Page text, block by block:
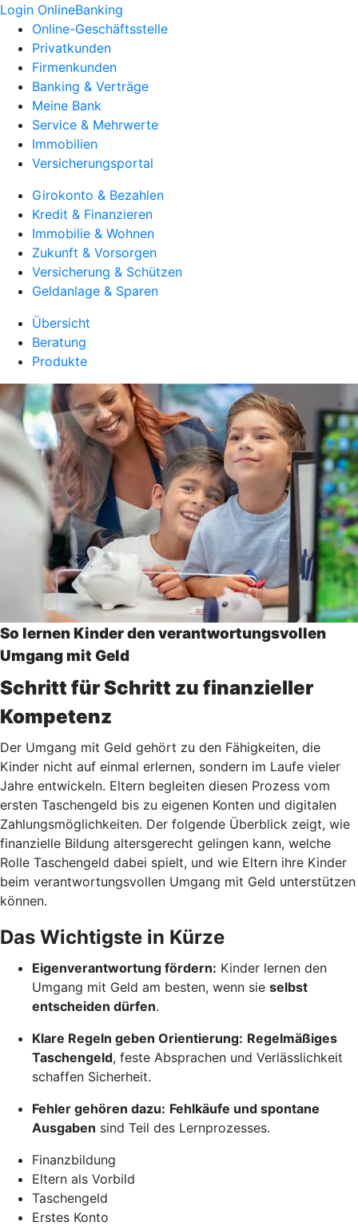
Login OnlineBanking
Online-Geschäftsstelle
Privatkunden
Firmenkunden
Banking & Verträge
Meine Bank
Service & Mehrwerte
Immobilien
Versicherungsportal
Girokonto & Bezahlen
Kredit & Finanzieren
Immobilie & Wohnen
Zukunft & Vorsorgen
Versicherung & Schützen
Geldanlage & Sparen
Übersicht
Beratung
Produkte
So lernen Kinder den verantwortungsvollen
Umgang mit Geld
Schritt für Schritt zu finanzieller
Kompetenz
Der Umgang mit Geld gehört zu den Fähigkeiten, die
Kinder nicht auf einmal erlernen, sondern im Laufe vieler
Jahre entwickeln. Eltern begleiten diesen Prozess vom
ersten Taschengeld bis zu eigenen Konten und digitalen
Zahlungsmöglichkeiten. Der folgende Überblick zeigt, wie
finanzielle Bildung altersgerecht gelingen kann, welche
Rolle Taschengeld dabei spielt, und wie Eltern ihre Kinder
beim verantwortungsvollen Umgang mit Geld unterstützen
können.
Das Wichtigste in Kürze
Eigenverantwortung fördern: Kinder lernen den
Umgang mit Geld am besten, wenn sie selbst
entscheiden dürfen.
Klare Regeln geben Orientierung: Regelmäßiges
Taschengeld, feste Absprachen und Verlässlichkeit
schaffen Sicherheit.
Fehler gehören dazu: Fehlkäufe und spontane
Ausgaben sind Teil des Lernprozesses.
Finanzbildung
Eltern als Vorbild
Taschengeld
Erstes Konto